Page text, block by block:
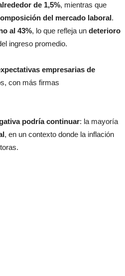
de 1,5%, mientras que
del mercado laboral.
al 43%, lo que refleja un deterioro
ingreso promedio.
empresarias de
con más firmas
podría continuar: la mayoría
, en un contexto donde la inflación